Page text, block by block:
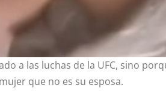
a las luchas de la UFC, sino
que no es su esposa.